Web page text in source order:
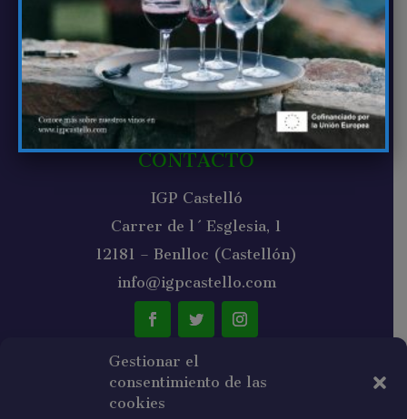
Gestionar el
consentimiento de las
cookies
Vinos de Castellón
Bodegas de Castellón
Noticias
CONTACTO
IGP Castelló
Carrer de l´Esglesia, 1
12181 – Benlloc (Castellón)
info@igpcastello.com
NEWSLETTER